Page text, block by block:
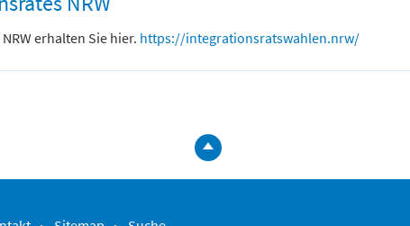
erhalten Sie hier. https://integrationsratswahlen.nrw/
zum